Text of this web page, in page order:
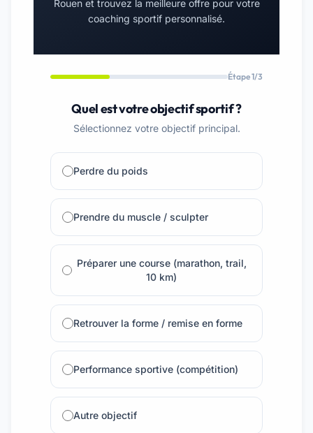
Rouen et trouvez la meilleure offre pour votre
coaching sportif personnalisé.
Étape 1/3
Quel est votre objectif sportif ?
Sélectionnez votre objectif principal.
Perdre du poids
Prendre du muscle / sculpter
Préparer une course (marathon, trail,
10 km)
Retrouver la forme / remise en forme
Performance sportive (compétition)
Autre objectif